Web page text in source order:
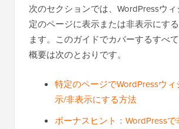
次のセクションでは、WordPressウ
定のページに表示または非表示にす
ます。このガイドでカバーするすべ
概要は次のとおりです。
特定のページでWordPressウ
示/非表示にする方法
ボーナスヒント：WordPress